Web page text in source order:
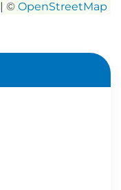
| © OpenStreetMap